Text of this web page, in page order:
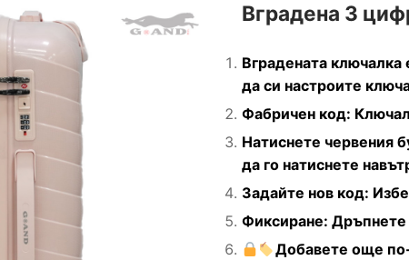
Вградена 3
Вградената ключалка
да си настроите
Фабричен код:
Натиснете червения
да го натиснете
Задайте нов код:
Фиксиране: Дръпнете
Добавете още